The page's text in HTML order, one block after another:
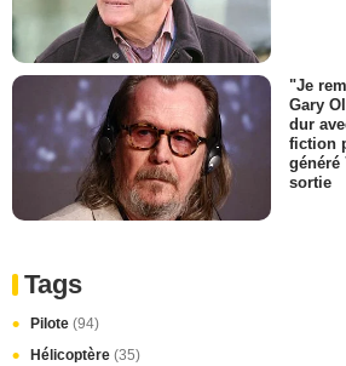
"Je
Gary
dur
fiction
généré
sortie
Tags
Pilote (94)
Hélicoptère (35)